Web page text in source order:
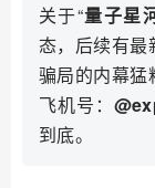
关于“量子星
态，后续有
骗局的内幕猛
飞机号：
到底。